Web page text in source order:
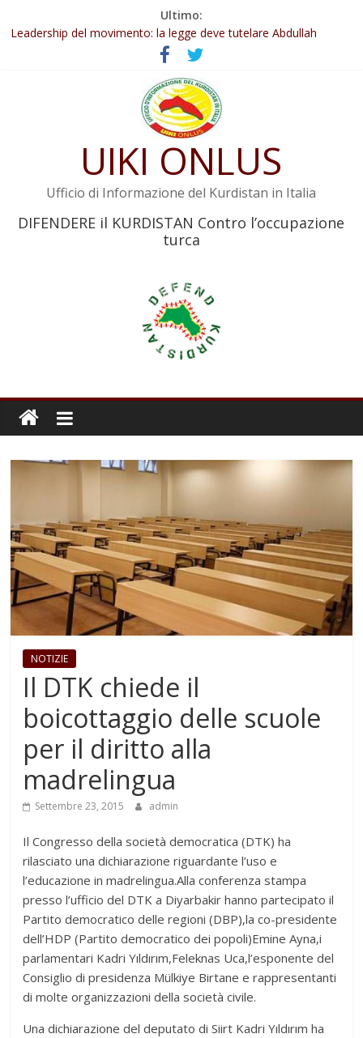
Ultimo:
Abdullah Öcalan: Le legge negativa deve essere trasformata in
legge positiva
Leadership del movimento: la legge deve tutelare Abdullah
Commissione donne del KNK: Şengal è di nuovo sotto minaccia
Non tenere conto della situazione di Rêber Apo ostacolerebbe
Il KNK chiede un’azione internazionale contro i crimini di guerra
UIKI ONLUS
Ufficio di Informazione del Kurdistan in Italia
DIFENDERE il KURDISTAN Contro l’occupazione
turca
NOTIZIE
Il DTK chiede il
boicottaggio delle scuole
per il diritto alla
madrelingua
Settembre 23, 2015 admin
Il Congresso della società democratica (DTK) ha
rilasciato una dichiarazione riguardante l’uso e
l’educazione in madrelingua.Alla conferenza stampa
presso l’ufficio del DTK a Diyarbakir hanno partecipato il
Partito democratico delle regioni (DBP),la co-presidente
dell’HDP (Partito democratico dei popoli)Emine Ayna,i
parlamentari Kadri Yıldırım,Feleknas Uca,l’esponente del
Consiglio di presidenza Mülkiye Birtane e rappresentanti
di molte organizzazioni della società civile.
Una dichiarazione del deputato di Siirt Kadri Yıldırım ha